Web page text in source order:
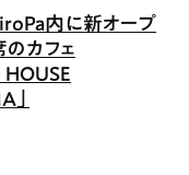
内に新オープ
のカフェ
HOUSE